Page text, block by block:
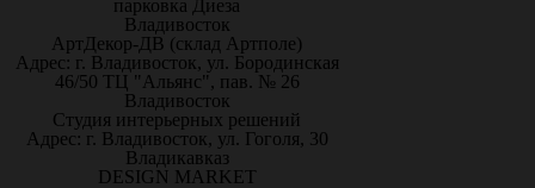
парковка Диеза
Владивосток
АртДекор-ДВ (склад Артполе)
Адрес: г. Владивосток, ул. Бородинская
46/50 ТЦ "Альянс", пав. № 26
Владивосток
Студия интерьерных решений
Адрес: г. Владивосток, ул. Гоголя, 30
Владикавказ
DESIGN MARKET